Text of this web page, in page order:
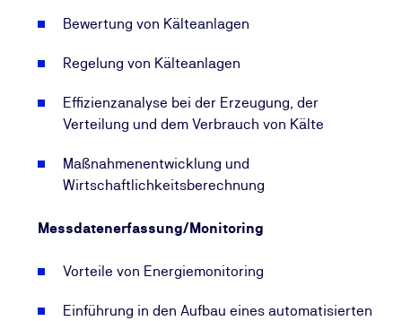
Bewertung von Kälteanlagen
Regelung von Kälteanlagen
Effizienzanalyse bei der Erzeugung, der
Verteilung und dem Verbrauch von Kälte
Maßnahmenentwicklung und
Wirtschaftlichkeitsberechnung
Messdatenerfassung/Monitoring
Vorteile von Energiemonitoring
Einführung in den Aufbau eines automatisierten